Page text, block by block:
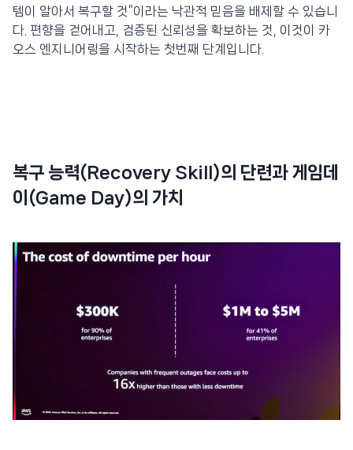
템이 알아서 복구할 것”이라는 낙관적 믿음을 배제할 수 있습니
다. 편향을 걷어내고, 검증된 신뢰성을 확보하는 것, 이것이 카
오스 엔지니어링을 시작하는 첫번째 단계입니다.
복구 능력(Recovery Skill)의 단련과 게임데
이(Game Day)의 가치